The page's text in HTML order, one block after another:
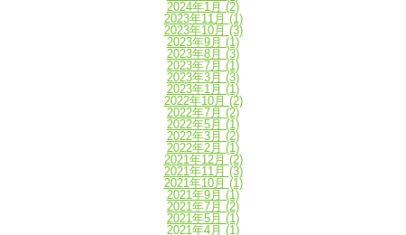
2024年1月 (2)
2023年11月 (1)
2023年10月 (3)
2023年9月 (1)
2023年8月 (3)
2023年7月 (1)
2023年3月 (3)
2023年1月 (1)
2022年10月 (2)
2022年7月 (2)
2022年5月 (1)
2022年3月 (2)
2022年2月 (1)
2021年12月 (2)
2021年11月 (3)
2021年10月 (1)
2021年9月 (1)
2021年7月 (2)
2021年5月 (1)
2021年4月 (1)